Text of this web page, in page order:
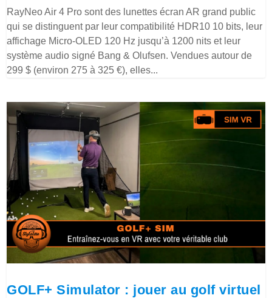
RayNeo Air 4 Pro sont des lunettes écran AR grand public
qui se distinguent par leur compatibilité HDR10 10 bits, leur
affichage Micro-OLED 120 Hz jusqu’à 1200 nits et leur
système audio signé Bang & Olufsen. Vendues autour de
299 $ (environ 275 à 325 €), elles...
GOLF+ Simulator : jouer au golf virtuel